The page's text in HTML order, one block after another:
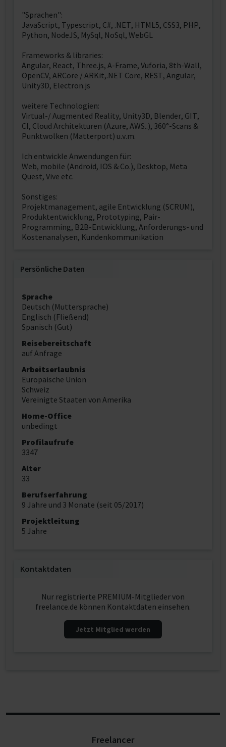
"Sprachen":
JavaScript, Typescript, C#, .NET, HTML5, CSS3, PHP,
Python, NodeJS, MySql, NoSql, WebGL
Frameworks & libraries:
Angular, React, Three.js, A-Frame, Vuforia, 8th-Wall,
OpenCV, ARCore / ARKit,.NET Core, REST, Angular,
Unity3D, Electron.js
weitere Technologien:
Virtual-/ Augmented Reality, Unity3D, Blender, GIT,
CI, Cloud Architekturen (Azure, AWS..), 360°-Scans &
Punktwolken (Matterport) u.v.m.
Ich entwickle Anwendungen für:
Web, mobile (Android, IOS & Co.), Desktop, Meta
Quest, Vive etc.
Sonstiges:
Projektmanagement, agile Entwicklung (SCRUM),
Produktentwicklung, Prototyping, Pair-
Programming, B2B-Entwicklung, Anforderungs- und
Kostenanalysen, Kundenkommunikation
Persönliche Daten
Sprache
Deutsch (Muttersprache)
Englisch (Fließend)
Spanisch (Gut)
Reisebereitschaft
auf Anfrage
Arbeitserlaubnis
Europäische Union
Schweiz
Vereinigte Staaten von Amerika
Home-Office
unbedingt
Profilaufrufe
3347
Alter
33
Berufserfahrung
9 Jahre und 3 Monate (seit 05/2017)
Projektleitung
5 Jahre
Kontaktdaten
Nur registrierte PREMIUM-Mitglieder von
freelance.de können Kontaktdaten einsehen.
Jetzt Mitglied werden
Freelancer